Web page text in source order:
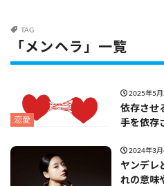
TAG
「メンヘラ」一覧
恋愛
2025年5月
依存させ
手を依存
2024年3月
ヤンデレ
れの意味